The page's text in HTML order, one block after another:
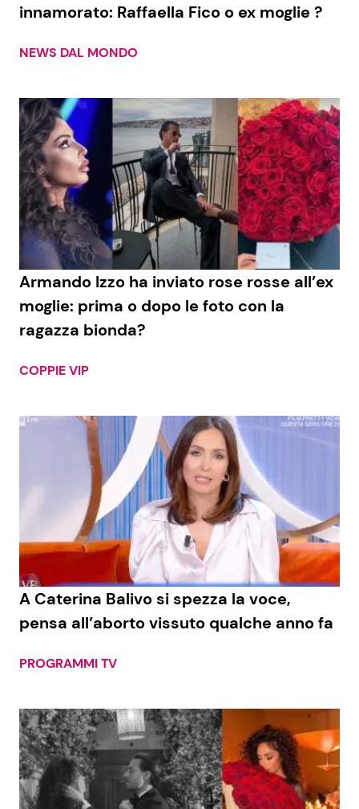
Info
Chi siamo
Disclaimer e Privacy
Redazione
Contattaci
Pubblicità
Privacy Policy
innamorato: Raffaella Fico o ex moglie ?
NEWS DAL MONDO
Armando Izzo ha inviato rose rosse all’ex
moglie: prima o dopo le foto con la
ragazza bionda?
COPPIE VIP
A Caterina Balivo si spezza la voce,
pensa all’aborto vissuto qualche anno fa
PROGRAMMI TV